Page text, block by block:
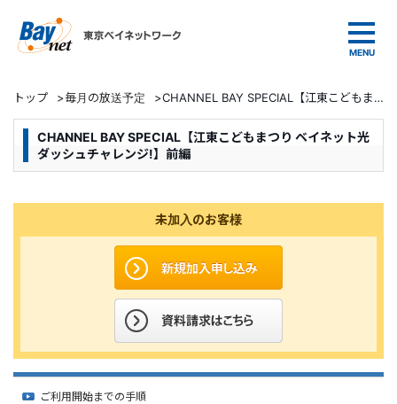
トップ >毎月の放送予定 >CHANNEL BAY SPECIAL【江東こどもまつり ベイネット光 ダッシュチャレンジ!】前編
CHANNEL BAY SPECIAL【江東こどもまつり ベイネット光
ダッシュチャレンジ!】前編
未加入のお客様
ご利用開始までの手順